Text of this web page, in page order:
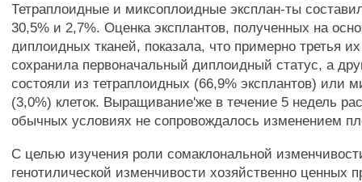
Тетраплоидные и миксоплоидные эксплан-ты
30,5% и 2,7%. Оценка эксплантов, полученных на
диплоидных тканей, показала, что примерно третья
сохранила первоначальный диплоидный статус, а
состояли из тетраплоидных (66,9% эксплантов) или
(3,0%) клеток. Выращивание'же в течение 5 недель
обычных условиях не сопровождалось изменением
С целью изучения роли сомаклональной
генотилической изменчивости хозяйственно ценных